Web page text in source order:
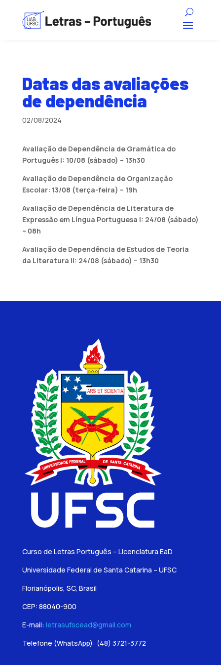
Datas das avaliações
de dependência
02/08/2024
Avaliação de Dependência de Gramática do
Português I: 10/08 (sábado) – 13h30
Avaliação de Dependência de Organização
Escolar: 13/08 (terça-feira) – 19h
Avaliação de Dependência de Literatura de
Expressão em Língua Portuguesa I: 24/08 (sábado)
– 08h
Avaliação de Dependência de Estudos de Teoria
da Literatura II: 24/08 (sábado) – 13h30
Curso de Letras Português – Licenciatura EaD
Universidade Federal de Santa Catarina – UFSC
Florianópolis, SC, Brasil
CEP: 88040-900
E-mail: letrasufscead@gmail.com
Telefone (WhatsApp): (48) 3721-3772